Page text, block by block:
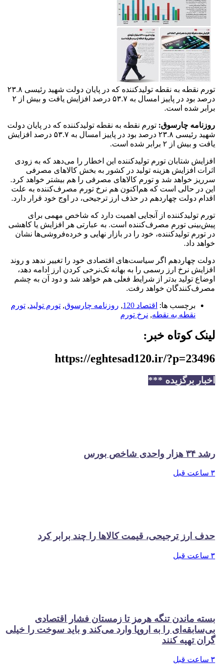
تورم نقطه به نقطه تولیدکننده که در پایان دولت شهید رئیسی ۲۳.۸
درصد بود در پاییز امسال به ۵۳.۷ درصد افزایش یافت و بیش از ۲
برابر شده است.
روزنامه چارسوق: تورم نقطه به نقطه تولیدکننده که در پایان دولت
شهید رئیسی ۲۳.۸ درصد بود در پاییز امسال به ۵۳.۷ درصد افزایش
یافت و بیش از ۲ برابر شده است.
افزایش شتابان تورم تولیدکننده این اخطار را می‌دهد که به زودی
اثرات افزایش هزینه تولید در کشور به بخش کالاهای مصرفی
سرریز خواهد شد و تورم کالاهای مصرفی را هم بیشتر خواهد کرد.
این در حالی است که هم‌اکنون هم نرخ تورم مصرف‌کننده به علت
اقدام دولت چهاردهم در حذف ارز ترجیحی، در اوج خود قرار دارد.
تورم تولیدکننده از آنجایی اهمیت دارد که شاخص مهمی برای
پیش‌بینی تورم مصرف‌کننده است. به عبارتی هر افزایش یا کاهشی
در تورم تولیدکننده، خود را در بازار نهایی و خرده‌فروشی‌ها نشان
خواهد داد.
دولت چهاردهم اگر سیاست‌های اقتصادی خود را تغییر ندهد و روند
افزایش نرخ ارز رسمی را به بهانه تک‌نرخی کردن ارز ادامه دهد،
اوضاع تولید بدتر از شرایط فعلی هم خواهد شد و دود آن به چشم
مصرف‌کنندگان خواهد رفت.
برچسب ها: اقتصاد 120 , روزنامه چارسوق, تورم تولید, تورم
نقطه به نقطه, نرخ تورم
لینک کوتاه خبر:
https://eghtesad120.ir/?p=23496
اخبار برگزیده ***
رشد ۳۴ هزار واحدی شاخص بورس
۳ ساعت قبل
حدف ارز ترجیحی، قیمت کالاها را چند برابر کرد
۳ ساعت قبل
بسته ماندن تنگه هرمز تا زمستان فشار اقتصادی
بی‌سابقه‌ای را به اروپا وارد می‌کند و باید سوخت را خیلی
گران تهیه کنند
۳ ساعت قبل